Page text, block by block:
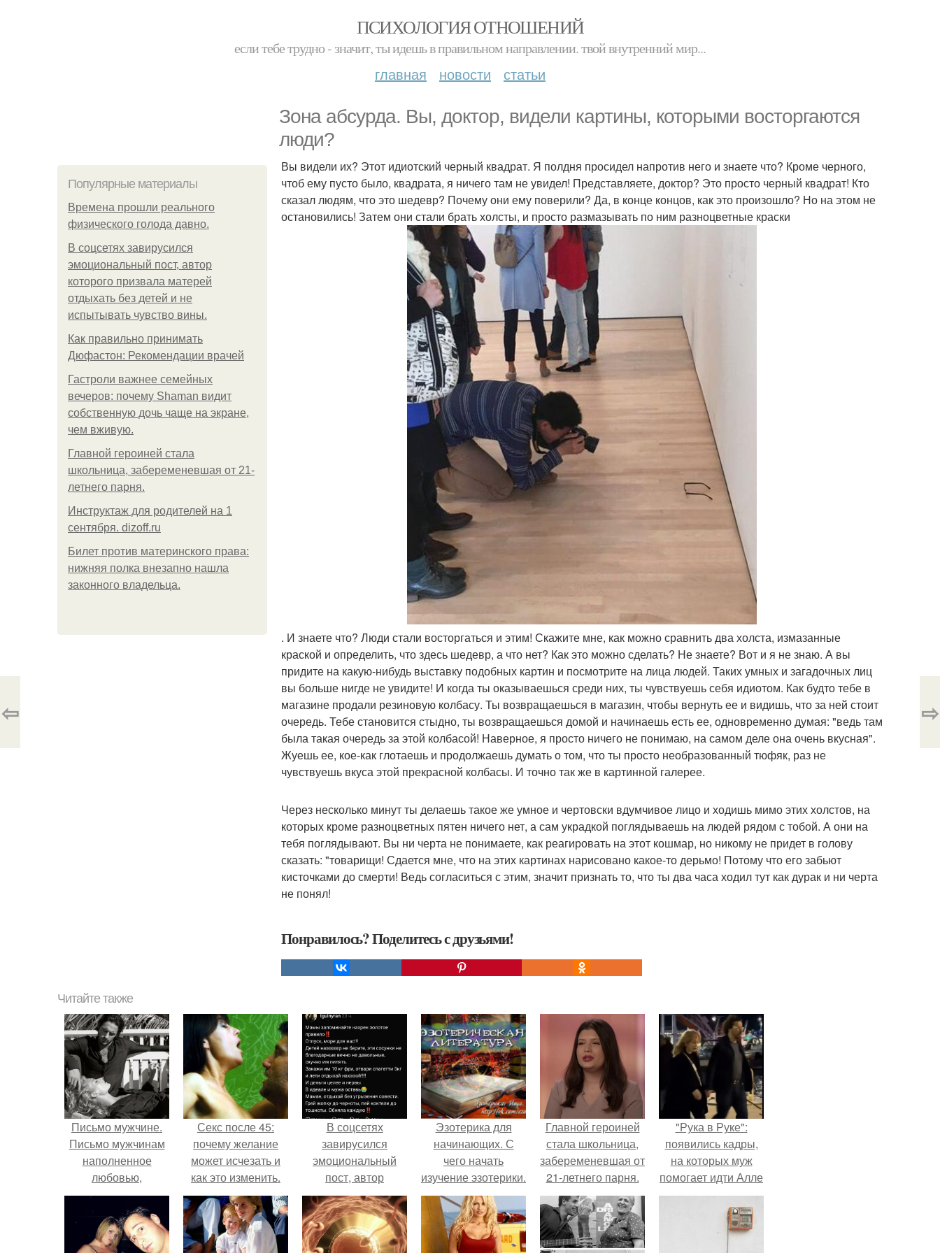
ПСИХОЛОГИЯ ОТНОШЕНИЙ
если тебе трудно - значит, ты идешь в правильном направлении. твой внутренний мир...
главная новости статьи
Зона абсурда. Вы, доктор, видели картины, которыми восторгаются
люди?
Популярные материалы
Bpeмена прошли реального
физического голода давно.
В соцсетях завирусился
эмоциональный пост, автор
которого призвала матерей
отдыхать без детей и не
испытывать чувство вины.
Как правильно принимать
Дюфастон: Рекомендации врачей
Гастроли важнее семейных
вечеров: почему Shaman видит
собственную дочь чаще на экране,
чем вживую.
Главной героиней стала
школьница, забеременевшая от 21-
летнего парня.
Инструктаж для родителей на 1
сентября. dizoff.ru
Билет против материнского права:
нижняя полка внезапно нашла
законного владельца.
Вы видели их? Этот идиотский черный квадрат. Я полдня просидел напротив него и знаете что? Кроме черного,
чтоб ему пусто было, квадрата, я ничего там не увидел! Представляете, доктор? Это просто черный квадрат! Кто
сказал людям, что это шедевр? Почему они ему поверили? Да, в конце концов, как это произошло? Но на этом не
остановились! Затем они стали брать холсты, и просто размазывать по ним разноцветные краски
. И знаете что? Люди стали восторгаться и этим! Скажите мне, как можно сравнить два холста, измазанные
краской и определить, что здесь шедевр, а что нет? Как это можно сделать? Не знаете? Вот и я не знаю. А вы
придите на какую-нибудь выставку подобных картин и посмотрите на лица людей. Таких умных и загадочных лиц
вы больше нигде не увидите! И когда ты оказываешься среди них, ты чувствуешь себя идиотом. Как будто тебе в
магазине продали резиновую колбасу. Ты возвращаешься в магазин, чтобы вернуть ее и видишь, что за ней стоит
очередь. Тебе становится стыдно, ты возвращаешься домой и начинаешь есть ее, одновременно думая: "ведь там
была такая очередь за этой колбасой! Наверное, я просто ничего не понимаю, на самом деле она очень вкусная".
Жуешь ее, кое-как глотаешь и продолжаешь думать о том, что ты просто необразованный тюфяк, раз не
чувствуешь вкуса этой прекрасной колбасы. И точно так же в картинной галерее.
Через несколько минут ты делаешь такое же умное и чертовски вдумчивое лицо и ходишь мимо этих холстов, на
которых кроме разноцветных пятен ничего нет, а сам украдкой поглядываешь на людей рядом с тобой. А они на
тебя поглядывают. Вы ни черта не понимаете, как реагировать на этот кошмар, но никому не придет в голову
сказать: "товарищи! Сдается мне, что на этих картинах нарисовано какое-то дерьмо! Потому что его забьют
кисточками до смерти! Ведь согласиться с этим, значит признать то, что ты два часа ходил тут как дурак и ни черта
не понял!
Понравилось? Поделитесь с друзьями!
⇦ ⇨
Читайте также
Письмо мужчине.
Письмо мужчинам
наполненное
любовью,
вдохновением и
восхищением,
которое стоит
прочесть, как
Секс после 45:
почему желание
может исчезать и
как это изменить.
В соцсетях
завирусился
эмоциональный
пост, автор
которого призвала
матерей отдыхать
без детей и не
испытывать
Эзотерика для
начинающих. С
чего начать
изучение эзотерики.
Главной героиней
стала школьница,
забеременевшая от
21-летнего парня.
"Рука в Руке":
появились кадры,
на которых муж
помогает идти Алле
Пугачевой.